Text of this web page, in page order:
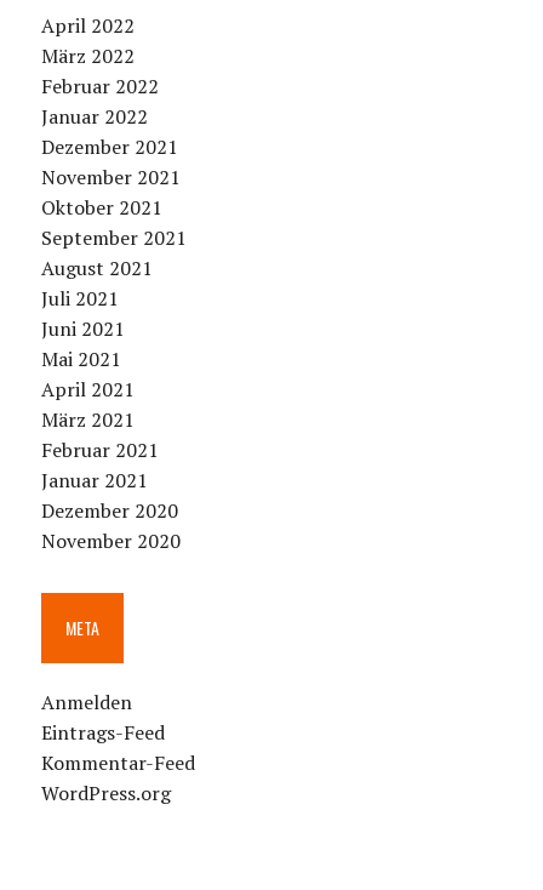
April 2022
März 2022
Februar 2022
Januar 2022
Dezember 2021
November 2021
Oktober 2021
September 2021
August 2021
Juli 2021
Juni 2021
Mai 2021
April 2021
März 2021
Februar 2021
Januar 2021
Dezember 2020
November 2020
META
Anmelden
Eintrags-Feed
Kommentar-Feed
WordPress.org